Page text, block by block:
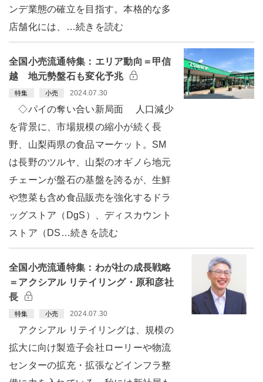
ンデ業態の確立を目指す。本格的な多
店舗化には、…続きを読む
全国小売流通特集：エリア動向＝甲信
越 地元勢盤石も変化予兆
特集 小売 2024.07.30
◇パイの奪い合い新局面 人口減少
を背景に、市場規模の縮小が続く長
野、山梨両県の食品マーケット。SM
は長野のツルヤ、山梨のオギノら地元
チェーンが盤石の基盤を誇るが、生鮮
や惣菜も含め食品販売を強化するドラ
ッグストア（DgS）、ディスカウント
ストア（DS…続きを読む
全国小売流通特集：わが社の成長戦略
＝アクシアル リテイリング・原和彦社
長
特集 小売 2024.07.30
アクシアル リテイリングは、規模の
拡大に向け製造子会社ローリーや物流
センターの拡充・拡張などインフラ整